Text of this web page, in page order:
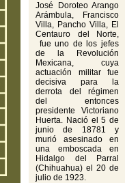
José Doroteo Arango
Arámbula, Francisco
Villa, Pancho Villa, El
Centauro del Norte,
fue uno de los jefes
de la Revolución
Mexicana, cuya
actuación militar fue
decisiva para la
derrota del régimen
del entonces
presidente Victoriano
Huerta. Nació el 5 de
junio de 18781 y
murió asesinado en
una emboscada en
Hidalgo del Parral
(Chihuahua) el 20 de
julio de 1923.